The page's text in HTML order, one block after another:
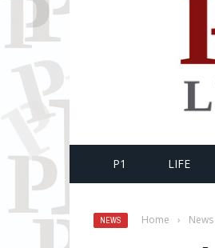
P1 LIFE
NEWS Home › News